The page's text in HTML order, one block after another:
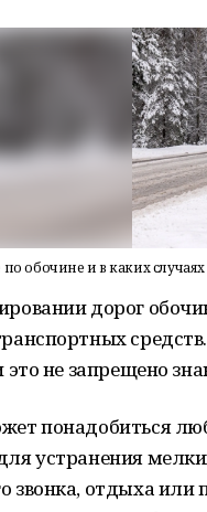
обочине и в каких
дорог
это не запрещено
понадобиться
устранения
звонка, отдыха или